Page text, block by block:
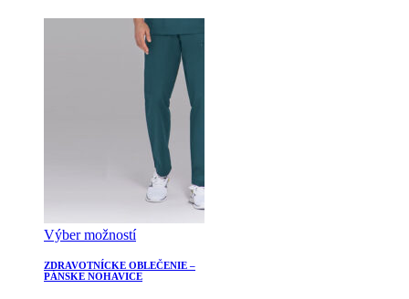
Výber možností
ZDRAVOTNÍCKE OBLEČENIE –
PÁNSKE NOHAVICE